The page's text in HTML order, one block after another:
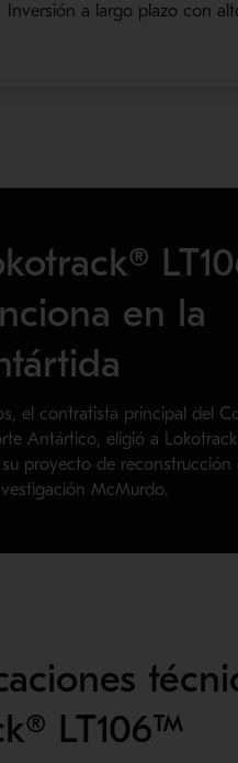
Inversión a largo plazo con
en la
el contratista principal del
Antártico, eligió a
proyecto de reconstrucción
McMurdo.
LT106™